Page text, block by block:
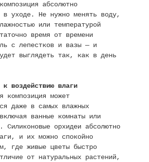
абсолютно
в уходе. Не нужно менять воду,
или температурой
время от времени
с лепестков и вазы — и
выглядеть так, как в день
к воздействию влаги
композиция может
даже в самых влажных
ванные комнаты или
Силиконовые орхидеи абсолютно
и их можно спокойно
где живые цветы быстро
от натуральных растений,